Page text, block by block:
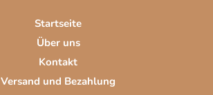
Startseite
Über uns
Kontakt
Versand und Bezahlung